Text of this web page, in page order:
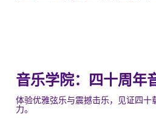
音乐学院：四十周年
体验优雅弦乐与震撼击乐，见证四十
力。